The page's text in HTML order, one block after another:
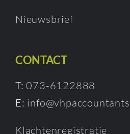
Nieuwsbrief
CONTACT
T:073-6122888
E:
Klachtenregistratie